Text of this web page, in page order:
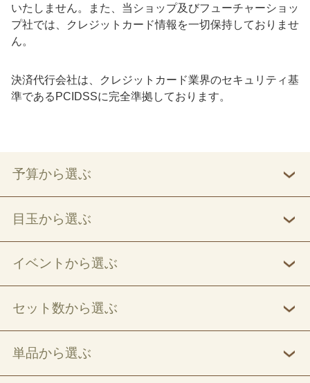
いたしません。また、当ショップ及びフューチャーショッ
プ社では、クレジットカード情報を一切保持しておりませ
ん。
決済代行会社は、クレジットカード業界のセキュリティ基
準であるPCIDSSに完全準拠しております。
予算から選ぶ
目玉から選ぶ
イベントから選ぶ
セット数から選ぶ
単品から選ぶ